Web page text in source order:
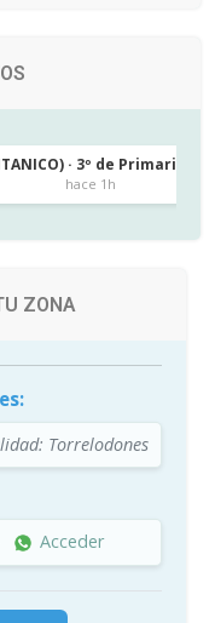
· 3º de Primaria
hace 1h
ZONA
Torrelodones
Acceder